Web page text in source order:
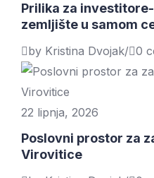
Prilika za
zemljište u samom
by Kristina Dvojak/ 0
22 lipnja, 2026
Poslovni prostor za
Virovitice